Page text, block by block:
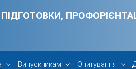
ПІДГОТОВКИ,
Випускникам Опитування